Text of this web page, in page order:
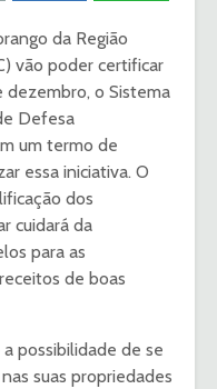
da Região
vão poder certificar
dezembro, o Sistema
Defesa
um termo de
essa iniciativa. O
dos
cuidará da
para as
de boas
possibilidade de se
suas propriedades